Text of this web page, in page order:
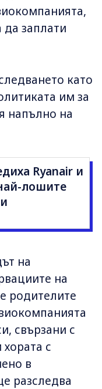
да заплати
като
им за
напълно на
Ryanair и
лошите
на
на
родителите
свързани с
с
в
разследва